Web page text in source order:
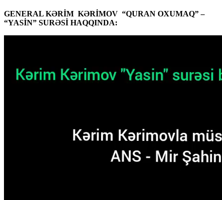
GENERAL KƏRİM KƏRİMOV “QURAN OXUMAQ” –
“YASİN” SURƏSİ HAQQINDA: